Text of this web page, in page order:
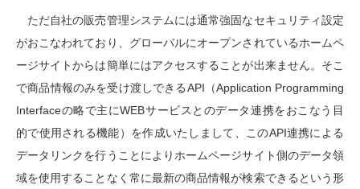
ただ自社の販売管理システムには通常強固なセキュリティ設定
がおこなわれており、グローバルにオープンされているホームペ
ージサイトからは簡単にはアクセスすることが出来ません。そこ
で商品情報のみを受け渡しできるAPI（Application Programming
Interfaceの略で主にWEBサービスとのデータ連携をおこなう目
的で使用される機能）を作成いたしまして、このAPI連携による
データリンクを行うことによりホームページサイト側のデータ領
域を使用することなく常に最新の商品情報が検索できるという形